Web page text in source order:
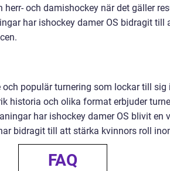
och damishockey när det gäller
har ishockey damer OS bidragit till
och populär turnering som lockar till
historia och olika format erbjuder
har ishockey damer OS blivit
bidragit till att stärka kvinnors roll
FAQ